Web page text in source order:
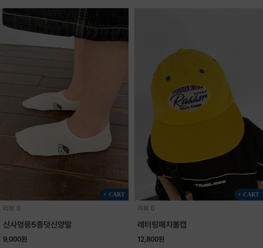
+ CART
리뷰 0
신사멍뭉5종덧신양말
9,000원
+ CART
리뷰 0
레터링패치볼캡
12,800원